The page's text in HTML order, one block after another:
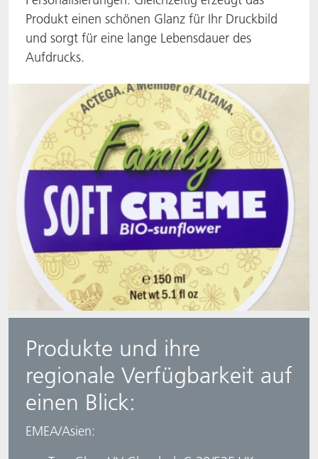
Produkt einen schönen Glanz für Ihr Druckbild
und sorgt für eine lange Lebensdauer des
Aufdrucks.​
Produkte und ihre
regionale Verfügbarkeit auf
einen Blick:​
EMEA/Asien: ​
ACTNext
BlisterKote
FoodSafe
MotionCoat
PakSafe
PROVALIN
WESSCO
Let's ACT
FAQ
ACTEGA Rhenacoat
ACTEGA Schmid Rhyner